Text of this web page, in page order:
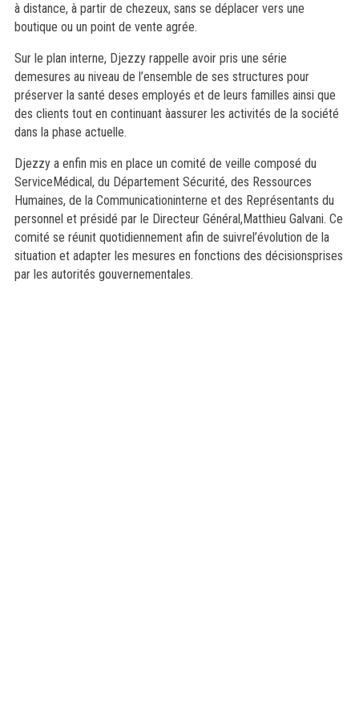
à distance, à partir de chezeux, sans se déplacer vers une
boutique ou un point de vente agrée.
Sur le plan interne, Djezzy rappelle avoir pris une série
demesures au niveau de l’ensemble de ses structures pour
préserver la santé deses employés et de leurs familles ainsi que
des clients tout en continuant àassurer les activités de la société
dans la phase actuelle.
Djezzy a enfin mis en place un comité de veille composé du
ServiceMédical, du Département Sécurité, des Ressources
Humaines, de la Communicationinterne et des Représentants du
personnel et présidé par le Directeur Général,Matthieu Galvani. Ce
comité se réunit quotidiennement afin de suivrel’évolution de la
situation et adapter les mesures en fonctions des décisionsprises
par les autorités gouvernementales.